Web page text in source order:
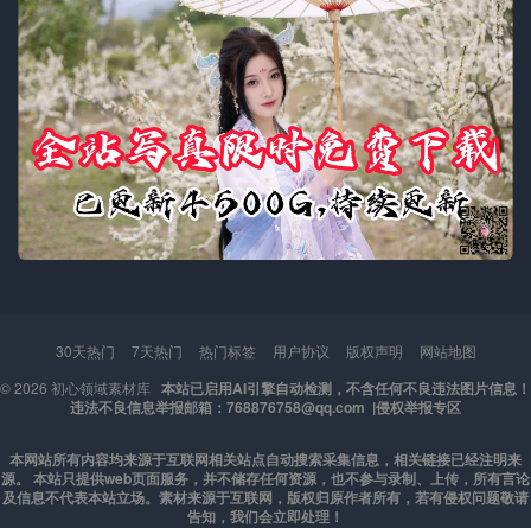
30天热门 7天热门 热门标签 用户协议 版权声明
网站地图
© 2026 初心领域素材库 本站已启用AI引擎自动检测，不含任何不良违法图片信息！
违法不良信息举报邮箱：768876758@qq.com |侵权举报专区
本网站所有内容均来源于互联网相关站点自动搜索采集信息，相关链接已经注明来
源。 本站只提供web页面服务，并不储存任何资源，也不参与录制、上传，所有言论
及信息不代表本站立场。素材来源于互联网，版权归原作者所有，若有侵权问题敬请
告知，我们会立即处理！